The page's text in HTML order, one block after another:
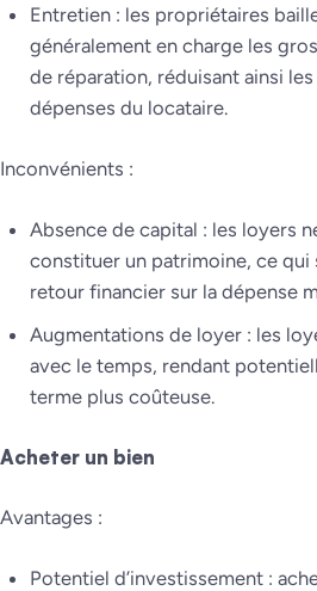
Entretien : les propriétaires
généralement en charge les
de réparation, réduisant ainsi
dépenses du locataire.
Inconvénients :
Absence de capital : les loyers
constituer un patrimoine, ce qui
retour financier sur la dépense
Augmentations de loyer : les
avec le temps, rendant
terme plus coûteuse.
Acheter un bien
Avantages :
Potentiel d’investissement :